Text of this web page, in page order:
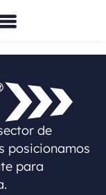
de
posicionamos
para